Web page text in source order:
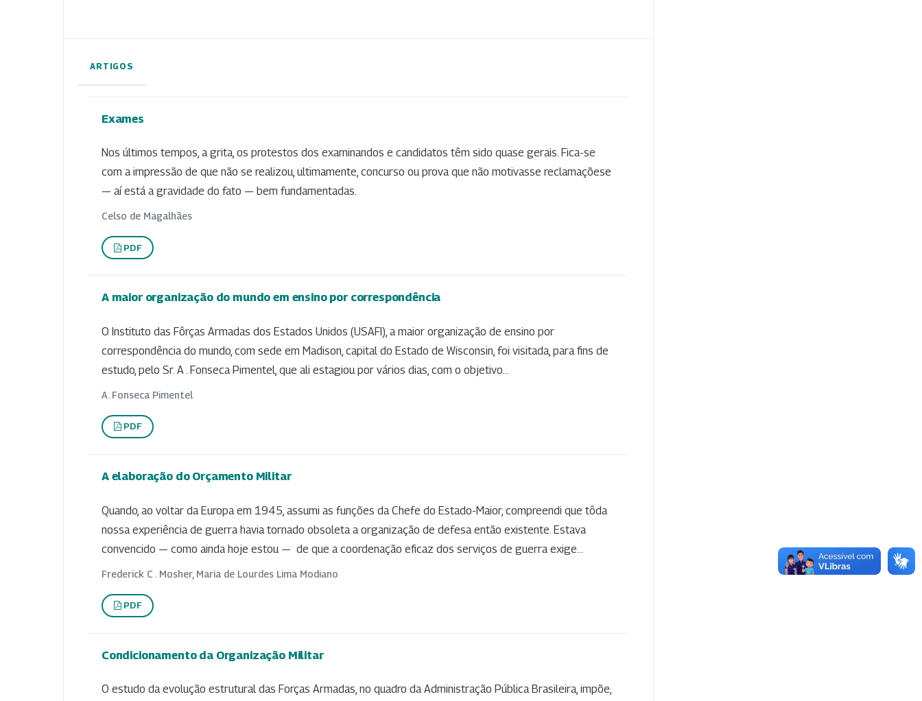
ARTIGOS
Exames
Nos últimos tempos, a grita, os protestos dos examinandos e candidatos têm sido quase gerais. Fica-se
com a impressão de que não se realizou, ultimamente, concurso ou prova que não motivasse reclamaçõese
— aí está a gravidade do fato — bem fundamentadas.
Celso de Magalhães
PDF
A maior organização do mundo em ensino por correspondência
O Instituto das Fôrças Armadas dos Estados Unidos (USAFI), a maior organização de ensino por
correspondência do mundo, com sede em Madison, capital do Estado de Wisconsin, foi visitada, para fins de
estudo, pelo Sr. A . Fonseca Pimentel, que ali estagiou por vários dias, com o objetivo...
A. Fonseca Pimentel
PDF
A elaboração do Orçamento Militar
Quando, ao voltar da Europa em 1945, assumi as funções da Chefe do Estado-Maior, compreendi que tôda
nossa experiência de guerra havia tornado obsoleta a organização de defesa então existente. Estava
convencido — como ainda hoje estou — de que a coordenação eficaz dos serviços de guerra exige...
Frederick C . Mosher, Maria de Lourdes Lima Modiano
PDF
Condicionamento da Organização Militar
O estudo da evolução estrutural das Forças Armadas, no quadro da Administração Pública Brasileira, impõe,